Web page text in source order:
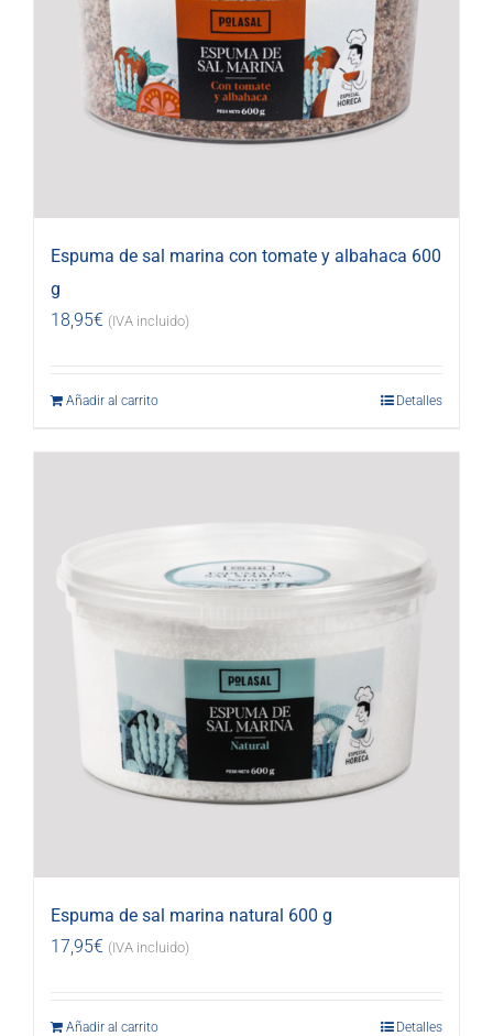
Espuma de sal marina con tomate y albahaca 600
g
18,95€ (IVA incluido)
Añadir al carrito Detalles
Espuma de sal marina natural 600 g
17,95€ (IVA incluido)
Añadir al carrito Detalles